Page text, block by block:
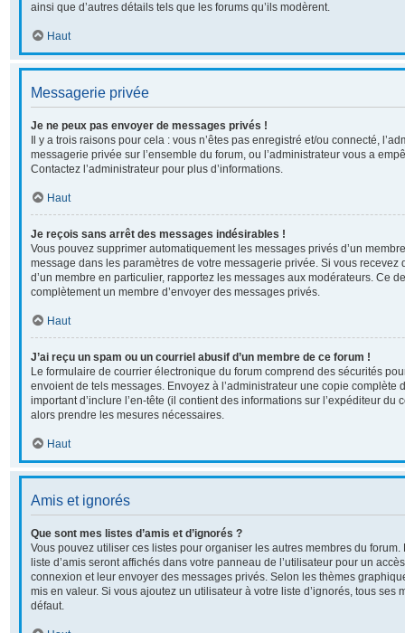
ainsi que d’autres détails tels que les forums qu’ils modèrent.
Haut
Messagerie privée
Je ne peux pas envoyer de messages privés !
Il y a trois raisons pour cela : vous n’êtes pas enregistré et/ou connecté,
messagerie privée sur l’ensemble du forum, ou l’administrateur vous a
Contactez l’administrateur pour plus d’informations.
Haut
Je reçois sans arrêt des messages indésirables !
Vous pouvez supprimer automatiquement les messages privés d’un
message dans les paramètres de votre messagerie privée. Si vous recevez
d’un membre en particulier, rapportez les messages aux modérateurs. Ce
complètement un membre d’envoyer des messages privés.
Haut
J’ai reçu un spam ou un courriel abusif d’un membre de ce forum !
Le formulaire de courrier électronique du forum comprend des sécurités
envoient de tels messages. Envoyez à l’administrateur une copie complète
important d’inclure l’en-tête (il contient des informations sur l’expéditeur du
alors prendre les mesures nécessaires.
Haut
Amis et ignorés
Que sont mes listes d’amis et d’ignorés ?
Vous pouvez utiliser ces listes pour organiser les autres membres du
liste d’amis seront affichés dans votre panneau de l’utilisateur pour un
connexion et leur envoyer des messages privés. Selon les thèmes
mis en valeur. Si vous ajoutez un utilisateur à votre liste d’ignorés, tous ses
défaut.